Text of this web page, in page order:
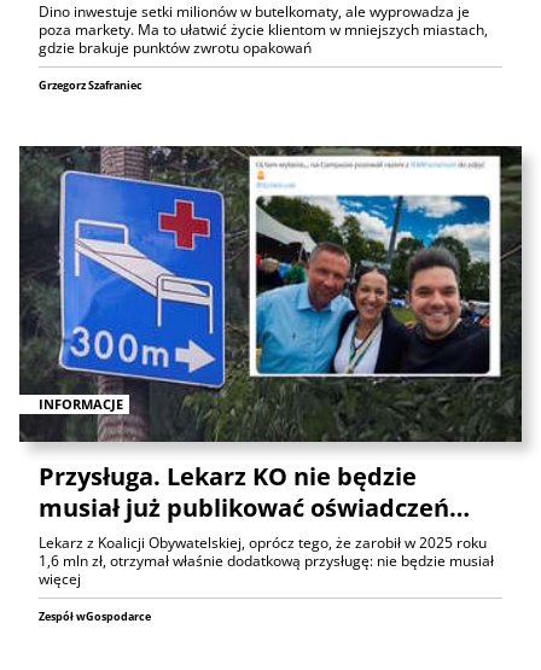
Dino inwestuje setki milionów w butelkomaty, ale wyprowadza je
poza markety. Ma to ułatwić życie klientom w mniejszych miastach,
gdzie brakuje punktów zwrotu opakowań
Grzegorz Szafraniec
INFORMACJE
Przysługa. Lekarz KO nie będzie
musiał już publikować oświadczeń…
Lekarz z Koalicji Obywatelskiej, oprócz tego, że zarobił w 2025 roku
1,6 mln zł, otrzymał właśnie dodatkową przysługę: nie będzie musiał
więcej
Zespół wGospodarce